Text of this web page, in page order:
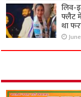
लिव-
फ्लैट
था